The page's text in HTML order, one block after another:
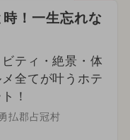
！一生忘れな
ティ・絶景・体
全てが叶うホテ
！
払郡占冠村